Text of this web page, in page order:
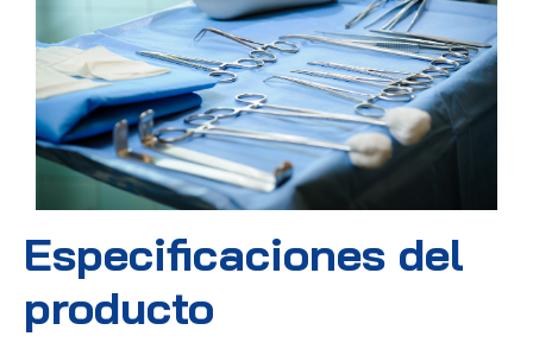
Especificaciones del
producto